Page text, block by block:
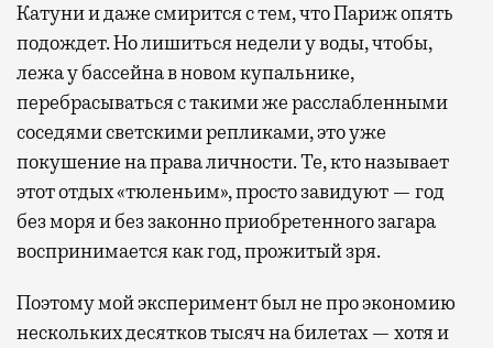
Катуни и даже смирится с тем, что Париж опять
подождет. Но лишиться недели у воды, чтобы,
лежа у бассейна в новом купальнике,
перебрасываться с такими же расслабленными
соседями светскими репликами, это уже
покушение на права личности. Те, кто называет
этот отдых «тюленьим», просто завидуют — год
без моря и без законно приобретенного загара
воспринимается как год, прожитый зря.
Поэтому мой эксперимент был не про экономию
нескольких десятков тысяч на билетах — хотя и